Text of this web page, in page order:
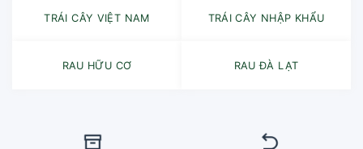
TRÁI CÂY VIỆT NAM TRÁI CÂY NHẬP KHẨU
RAU HỮU CƠ RAU ĐÀ LẠT